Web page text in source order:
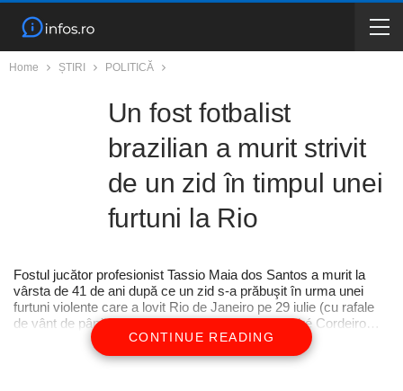
Home ȘTIRI POLITICĂ
Un fost fotbalist
brazilian a murit strivit
de un zid în timpul unei
furtuni la Rio
Fostul jucător profesionist Tassio Maia dos Santos a murit la
vârsta de 41 de ani după ce un zid s-a prăbuşit în urma unei
furtuni violente care a lovit Rio de Janeiro pe 29 iulie (cu rafale
de vânt de până la 105 km/h).Prietenul său, Vandré Cordeiro…
CONTINUE READING